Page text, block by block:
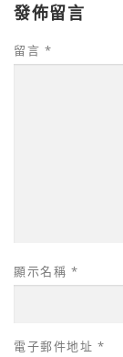
發佈留言
留言 *
顯示名稱 *
電子郵件地址 *